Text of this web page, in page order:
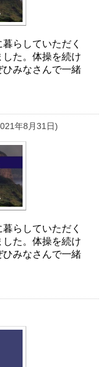
らしていただく
た。体操を続け
みなさんで一緒
年8月31日)
らしていただく
た。体操を続け
みなさんで一緒